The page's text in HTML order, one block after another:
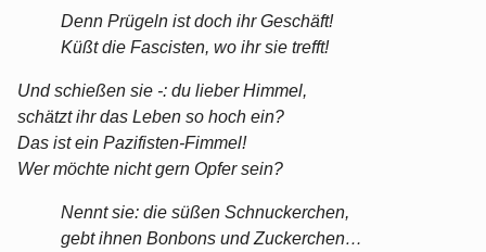
Denn Prügeln ist doch ihr Geschäft!
Küßt die Fascisten, wo ihr sie trefft!
Und schießen sie -: du lieber Himmel,
schätzt ihr das Leben so hoch ein?
Das ist ein Pazifisten-Fimmel!
Wer möchte nicht gern Opfer sein?
Nennt sie: die süßen Schnuckerchen,
gebt ihnen Bonbons und Zuckerchen…